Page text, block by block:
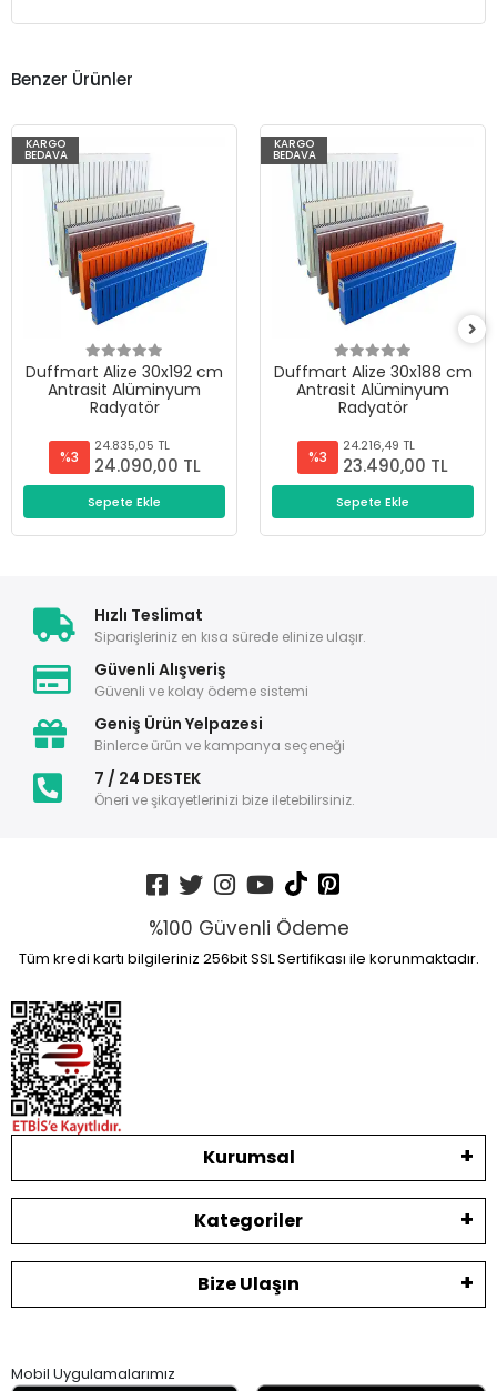
Benzer Ürünler
KARGO
BEDAVA
Duffmart Alize 30x192 cm
Antrasit Alüminyum
Radyatör
%3
24.835,05 TL
24.090,00 TL
Sepete Ekle
KARGO
BEDAVA
Duffmart Alize 30x188 cm
Antrasit Alüminyum
Radyatör
%3
24.216,49 TL
23.490,00 TL
Sepete Ekle
Hızlı Teslimat
Siparişleriniz en kısa sürede elinize ulaşır.
Güvenli Alışveriş
Güvenli ve kolay ödeme sistemi
Geniş Ürün Yelpazesi
Binlerce ürün ve kampanya seçeneği
7 / 24 DESTEK
Öneri ve şikayetlerinizi bize iletebilirsiniz.
%100 Güvenli Ödeme
Tüm kredi kartı bilgileriniz 256bit SSL Sertifikası ile korunmaktadır.
Kurumsal
Kategoriler
Bize Ulaşın
Mobil Uygulamalarımız